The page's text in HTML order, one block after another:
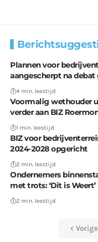
Plannen voor
aangescherpt na debat
4 min. leestijd
Voormalig wethouder
verder aan BIZ
1 min. leestijd
BIZ voor
2024-2028 opgericht
2 min. leestijd
Ondernemers
met trots: ‘Dit is Weert’
2 min. leestijd
Vorige